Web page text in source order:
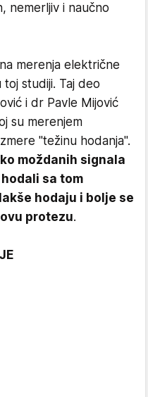
nemerljiv i naučno
merenja električne
studiji. Taj deo
i dr Pavle Mijović
su merenjem
"težinu hodanja".
moždanih signala
sa tom
hodaju i bolje se
protezu.